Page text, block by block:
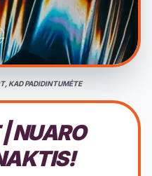
KAD PADIDINTUMĖTE
NUARO